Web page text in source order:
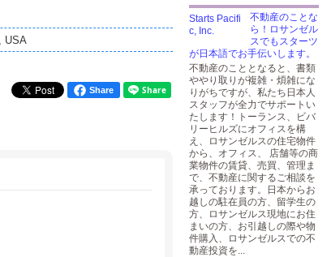
USA
Share
不動産のことな
ら！ロサンゼル
スでもスターツ
が日本語でお手伝いします。
不動産のこととなると、書類
ややり取りが複雑・煩雑にな
りがちですが、私たち日本人
スタッフが全力でサポートい
たします！トーランス、ビバ
リーヒルズにオフィスを構
え、ロサンゼルスの住宅物件
から、オフィス、 店舗等の商
業物件の賃貸、売買、管理ま
で、不動産に関するご相談を
承っております。日本からお
越しの駐在員の方、留学生の
方、ロサンゼルス現地にお住
まいの方、お引越しの際や物
件購入、ロサンゼルスでの不
動産投資を...